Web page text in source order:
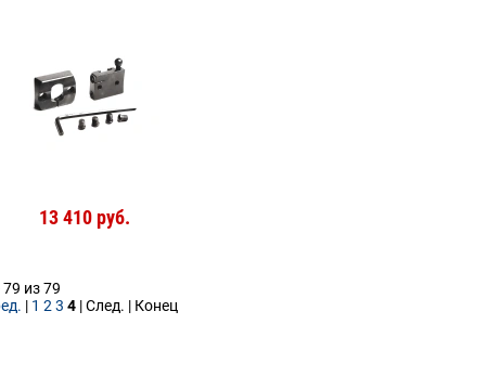
13 410 руб.
из 79
| 1 2 3 4 | След. | Конец